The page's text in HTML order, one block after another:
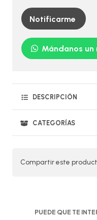
Notificarme
Mándanos un
DESCRIPCIÓN
CATEGORÍAS
Compartir este
PUEDE QUE TE